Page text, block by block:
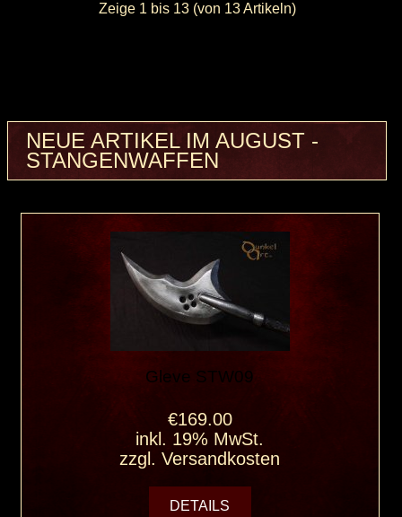
Zeige 1bis 13(von 13Artikeln)
NEUE ARTIKEL IM AUGUST -
STANGENWAFFEN
Gleve STW09
€169.00
inkl. 19% MwSt.
zzgl.Versandkosten
DETAILS